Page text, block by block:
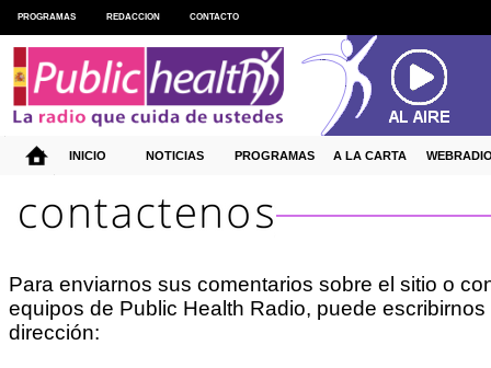
Para enviarnos sus comentarios sobre el sitio o
equipos de Public Health Radio, puede
dirección:
PROGRAMAS REDACCION CONTACTO
INICIO NOTICIAS PROGRAMAS A LA CARTA